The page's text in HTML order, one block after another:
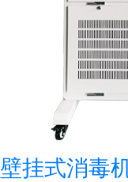
壁挂式消毒